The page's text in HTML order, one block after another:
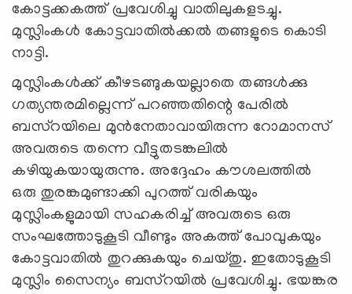
കോട്ടക്കകത്ത് പ്രവേശിച്ചു വാതിലുകളടച്ചു.
മുസ്ലിംകള്‍ കോട്ടവാതില്‍ക്കല്‍ തങ്ങളുടെ കൊടി
നാട്ടി.
മുസ്ലിംകള്‍ക്ക് കീഴടങ്ങുകയല്ലാതെ തങ്ങള്‍ക്കു
ഗത്യന്തരമില്ലെന്ന് പറഞ്ഞതിന്റെ പേരില്‍
ബസ്‌റയിലെ മുന്‍നേതാവായിരുന്ന റോമാനസ്
അവരുടെ തന്നെ വീട്ടുതടങ്കലില്‍
കഴിയുകയായുരുന്നു. അദ്ദേഹം കൗശലത്തില്‍
ഒരു തുരങ്കമുണ്ടാക്കി പുറത്ത് വരികയും
മുസ്ലിംകളുമായി സഹകരിച്ച് അവരുടെ ഒരു
സംഘത്തോടുകൂടി വീണ്ടും അകത്ത് പോവുകയും
കോട്ടവാതില്‍ തുറക്കുകയും ചെയ്തു. ഇതോടുകൂടി
മുസ്ലിം സൈന്യം ബസ്‌റയില്‍ പ്രവേശിച്ചു. ഭയങ്കര